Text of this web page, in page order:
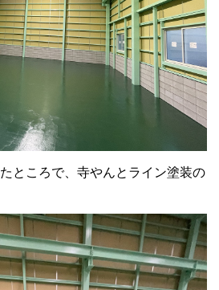
ところで、寺やんとライン塗装の